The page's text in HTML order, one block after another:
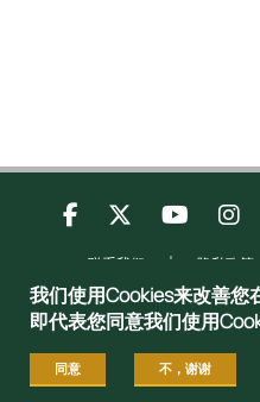
联系我们 隐私政策
Copyright © 2025 Admissions
Kong. All
我们使用Cookies来改善您
即代表您同意我们使用
同意 不，谢谢